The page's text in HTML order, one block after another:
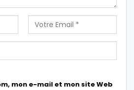
mon e-mail et mon site Web